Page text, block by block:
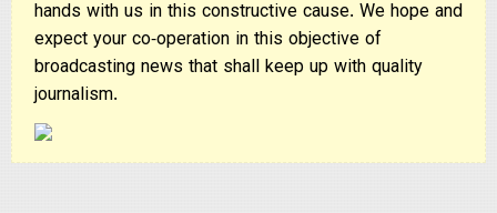
hands with us in this constructive cause. We hope and
expect your co-operation in this objective of
broadcasting news that shall keep up with quality
journalism.